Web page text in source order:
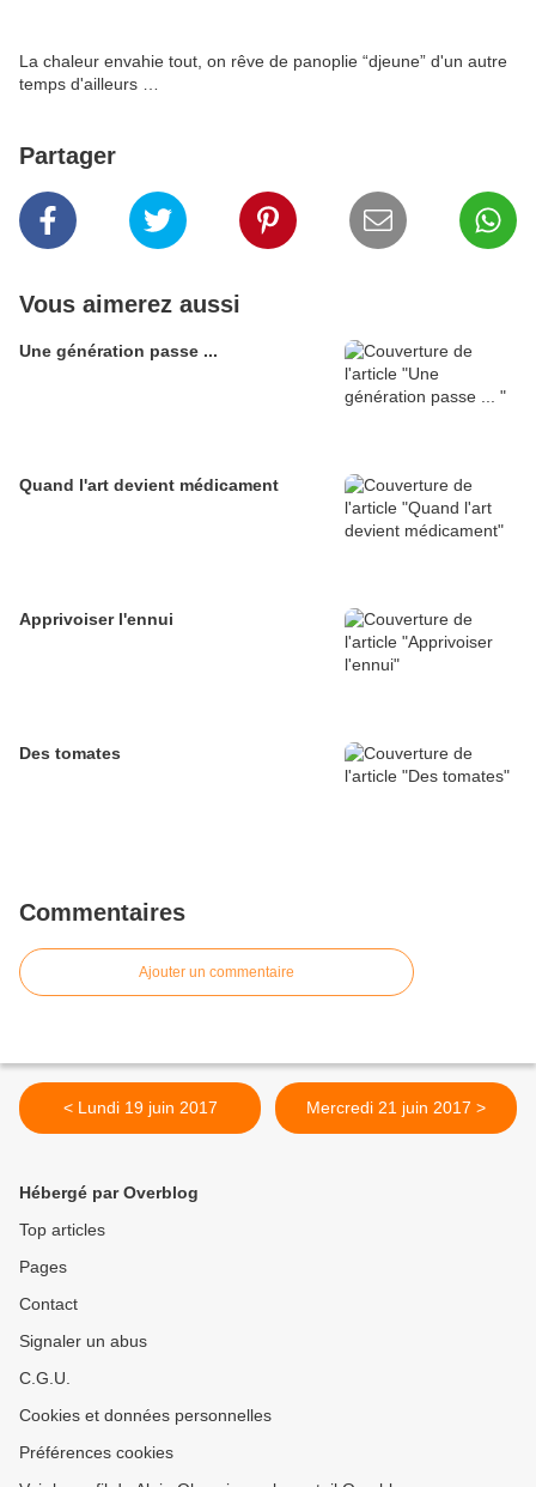
La chaleur envahie tout, on rêve de panoplie “djeune” d'un autre
temps d'ailleurs …
Partager
Vous aimerez aussi
Une génération passe ...
Quand l'art devient médicament
Apprivoiser l'ennui
Des tomates
Commentaires
Ajouter un commentaire
< Lundi 19 juin 2017 Mercredi 21 juin 2017 >
Hébergé par Overblog
Top articles
Pages
Contact
Signaler un abus
C.G.U.
Cookies et données personnelles
Préférences cookies